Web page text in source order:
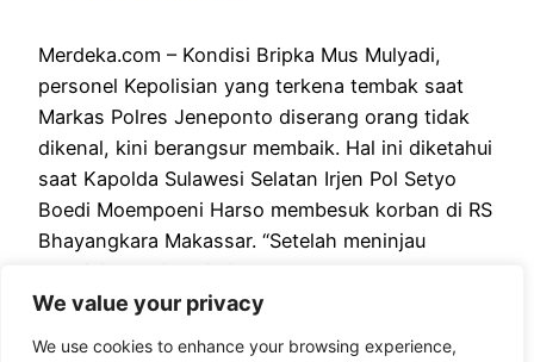
We value your privacy
We use cookies to enhance your browsing experience,
Merdeka.com – Kondisi Bripka Mus Mulyadi,
personel Kepolisian yang terkena tembak saat
Markas Polres Jeneponto diserang orang tidak
dikenal, kini berangsur membaik. Hal ini diketahui
saat Kapolda Sulawesi Selatan Irjen Pol Setyo
Boedi Moempoeni Harso membesuk korban di RS
Bhayangkara Makassar. “Setelah meninjau
kondisi dan situasi di Polres Jeneponto,
kemudian melakukan koordinasi dengan berbagai
pihak…